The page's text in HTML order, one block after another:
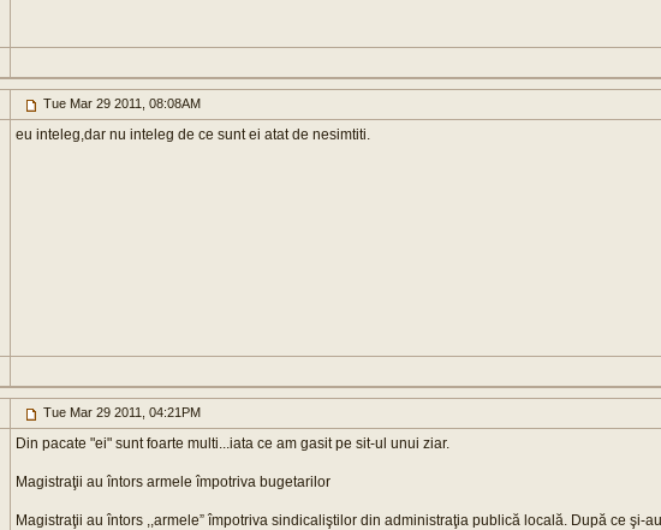
Tue Mar 29 2011, 08:08AM
eu inteleg,dar nu inteleg de ce sunt ei atat de nesimtiti.
Tue Mar 29 2011, 04:21PM
Din pacate "ei" sunt foarte multi...iata ce am gasit pe sit-ul unui ziar.
Magistraţii au întors armele împotriva bugetarilor
Magistraţii au întors ,,armele” împotriva sindicaliştilor din administraţia publică locală. După ce şi-